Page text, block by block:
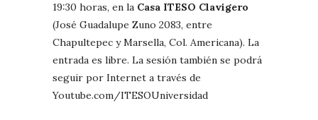
19:30 horas, en la Casa ITESO Clavigero
(José Guadalupe Zuno 2083, entre
Chapultepec y Marsella, Col. Americana). La
entrada es libre. La sesión también se podrá
seguir por Internet a través de
Youtube.com/ITESOUniversidad